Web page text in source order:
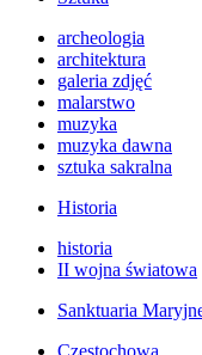
archeologia
architektura
galeria zdjęć
malarstwo
muzyka
muzyka dawna
sztuka sakralna
Historia
historia
II wojna światowa
Sanktuaria
Częstochowa